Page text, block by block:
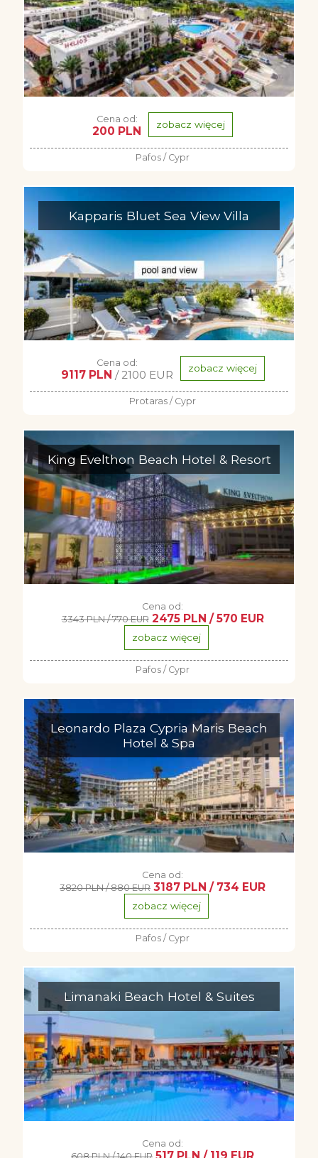
Cena od:
200 PLN zobacz więcej
Pafos / Cypr
Kapparis Bluet Sea View Villa
Cena od:
9117 PLN / 2100 EUR zobacz więcej
Protaras / Cypr
King Evelthon Beach Hotel & Resort
Cena od:
3343 PLN / 770 EUR 2475 PLN / 570 EUR
zobacz więcej
Pafos / Cypr
Leonardo Plaza Cypria Maris Beach
Hotel & Spa
Cena od:
3820 PLN / 880 EUR 3187 PLN / 734 EUR
zobacz więcej
Pafos / Cypr
Limanaki Beach Hotel & Suites
Cena od: